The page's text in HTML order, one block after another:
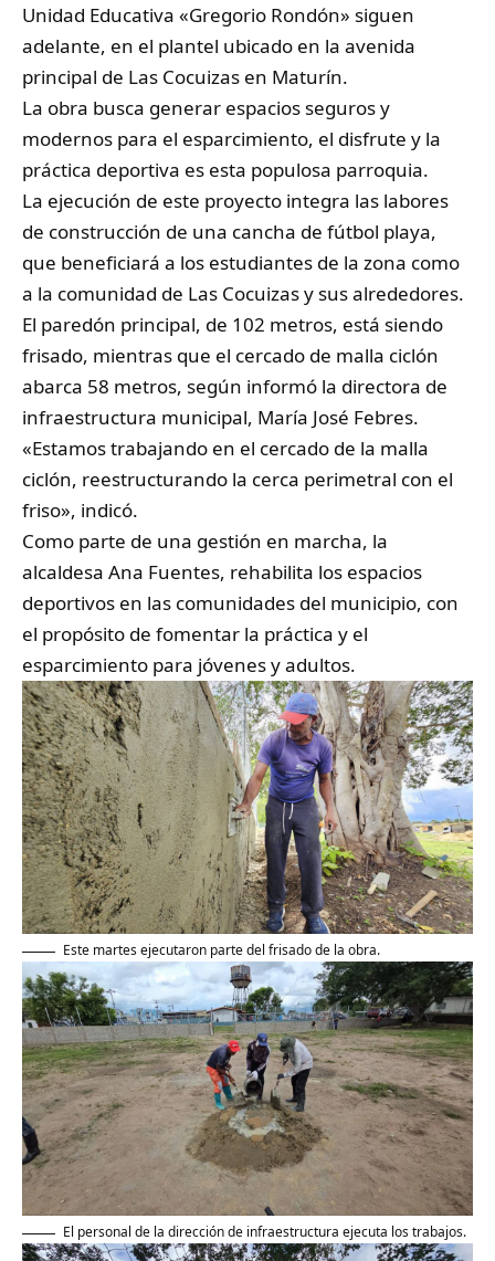
Unidad Educativa «Gregorio Rondón» siguen
adelante, en el plantel ubicado en la avenida
principal de Las Cocuizas en Maturín.
La obra busca generar espacios seguros y
modernos para el esparcimiento, el disfrute y la
práctica deportiva es esta populosa parroquia.
La ejecución de este proyecto integra las labores
de construcción de una cancha de fútbol playa,
que beneficiará a los estudiantes de la zona como
a la comunidad de Las Cocuizas y sus alrededores.
El paredón principal, de 102 metros, está siendo
frisado, mientras que el cercado de malla ciclón
abarca 58 metros, según informó la directora de
infraestructura municipal, María José Febres.
«Estamos trabajando en el cercado de la malla
ciclón, reestructurando la cerca perimetral con el
friso», indicó.
Como parte de una gestión en marcha, la
alcaldesa Ana Fuentes, rehabilita los espacios
deportivos en las comunidades del municipio, con
el propósito de fomentar la práctica y el
esparcimiento para jóvenes y adultos.
Este martes ejecutaron parte del frisado de la obra.
El personal de la dirección de infraestructura ejecuta los trabajos.